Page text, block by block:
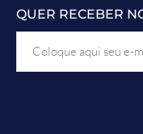
QUER RECEBER